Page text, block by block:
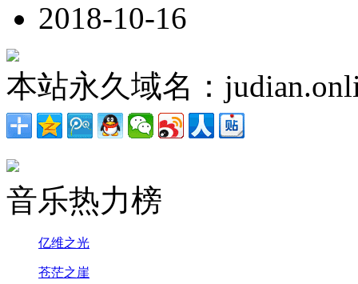
2018-10-16
本站永久域名：
音乐热力榜
亿维之光
苍茫之崖